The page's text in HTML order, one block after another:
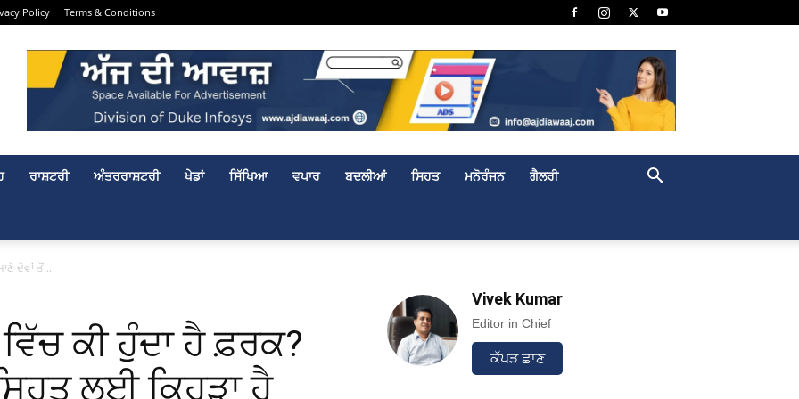
Policy Terms & Conditions
ਰਾਸ਼ਟਰੀ ਅੰਤਰਰਾਸ਼ਟਰੀ ਖੇਡਾਂ ਸਿੱਖਿਆ ਵਪਾਰ ਬਦਲੀਆਂ ਸਿਹਤ ਮਨੋਰੰਜਨ ਗੈਲਰੀ
ਦੋਵਾਂ ਤੋਂ...
ਕੀ ਹੁੰਦਾ ਹੈ ਫ਼ਰਕ?
ਲਈ ਕਿਹੜਾ ਹੈ
Vivek Kumar
Editor in Chief
ਕੱਪੜ ਛਾਣ